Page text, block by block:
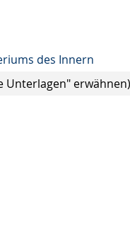
des Innern
Unterlagen" erwähnen)